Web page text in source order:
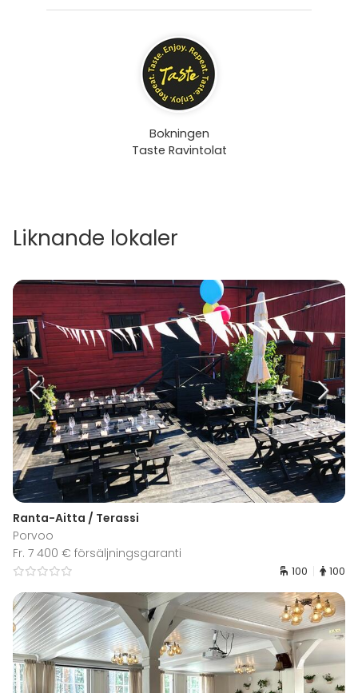
Bokningen
Taste Ravintolat
Liknande lokaler
Ranta-Aitta / Terassi
Porvoo
Fr. 7 400 € försäljningsgaranti
100 100